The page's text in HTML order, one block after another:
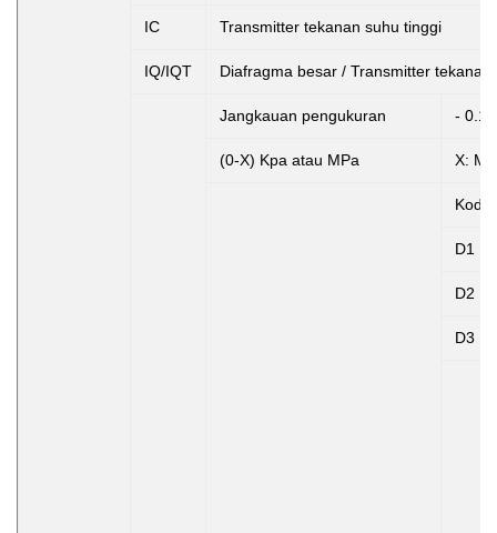
IC Transmitter tekanan suhu tinggi
IQ/IQT Diafragma besar / Transmitter tekanan
Jangkauan pengukuran - 0.1.
(0-X) Kpa atau MPa X:
Kode
D1
D2
D3